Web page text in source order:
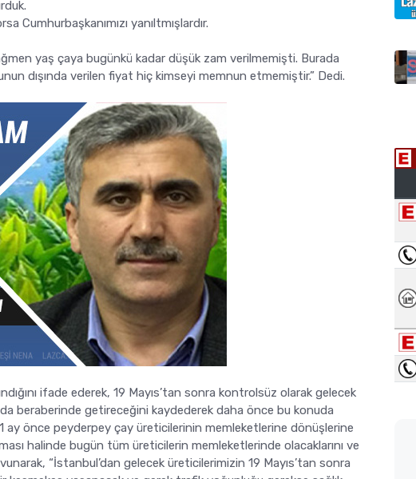
Cumhurbaşkanımızı yanıltmışlardır.
yaş çaya bugünkü kadar düşük zam verilmemişti. Burada
dışında verilen fiyat hiç kimseyi memnun etmemiştir.” Dedi.
ifade ederek, 19 Mayıs’tan sonra kontrolsüz olarak gelecek
da beraberinde getireceğini kaydederek daha önce bu konuda
1 ay önce peyderpey çay üreticilerinin memleketlerine dönüşlerine
halinde bugün tüm üreticilerin memleketlerinde olacaklarını ve
“İstanbul’dan gelecek üreticilerimizin 19 Mayıs’tan sonra